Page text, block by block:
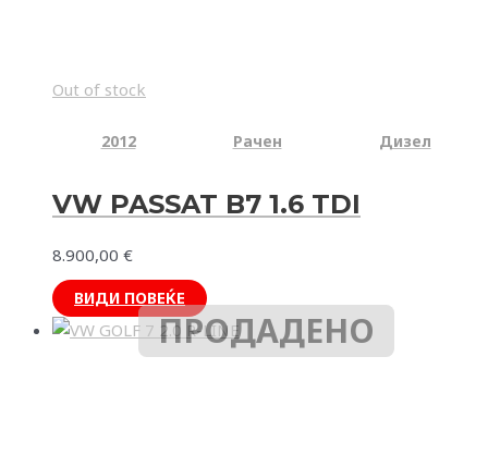
Out of stock
2012 Рачен Дизел
VW PASSAT B7 1.6 TDI
8.900,00 €
ВИДИ ПОВЕЌЕ
ПРОДАДЕНО